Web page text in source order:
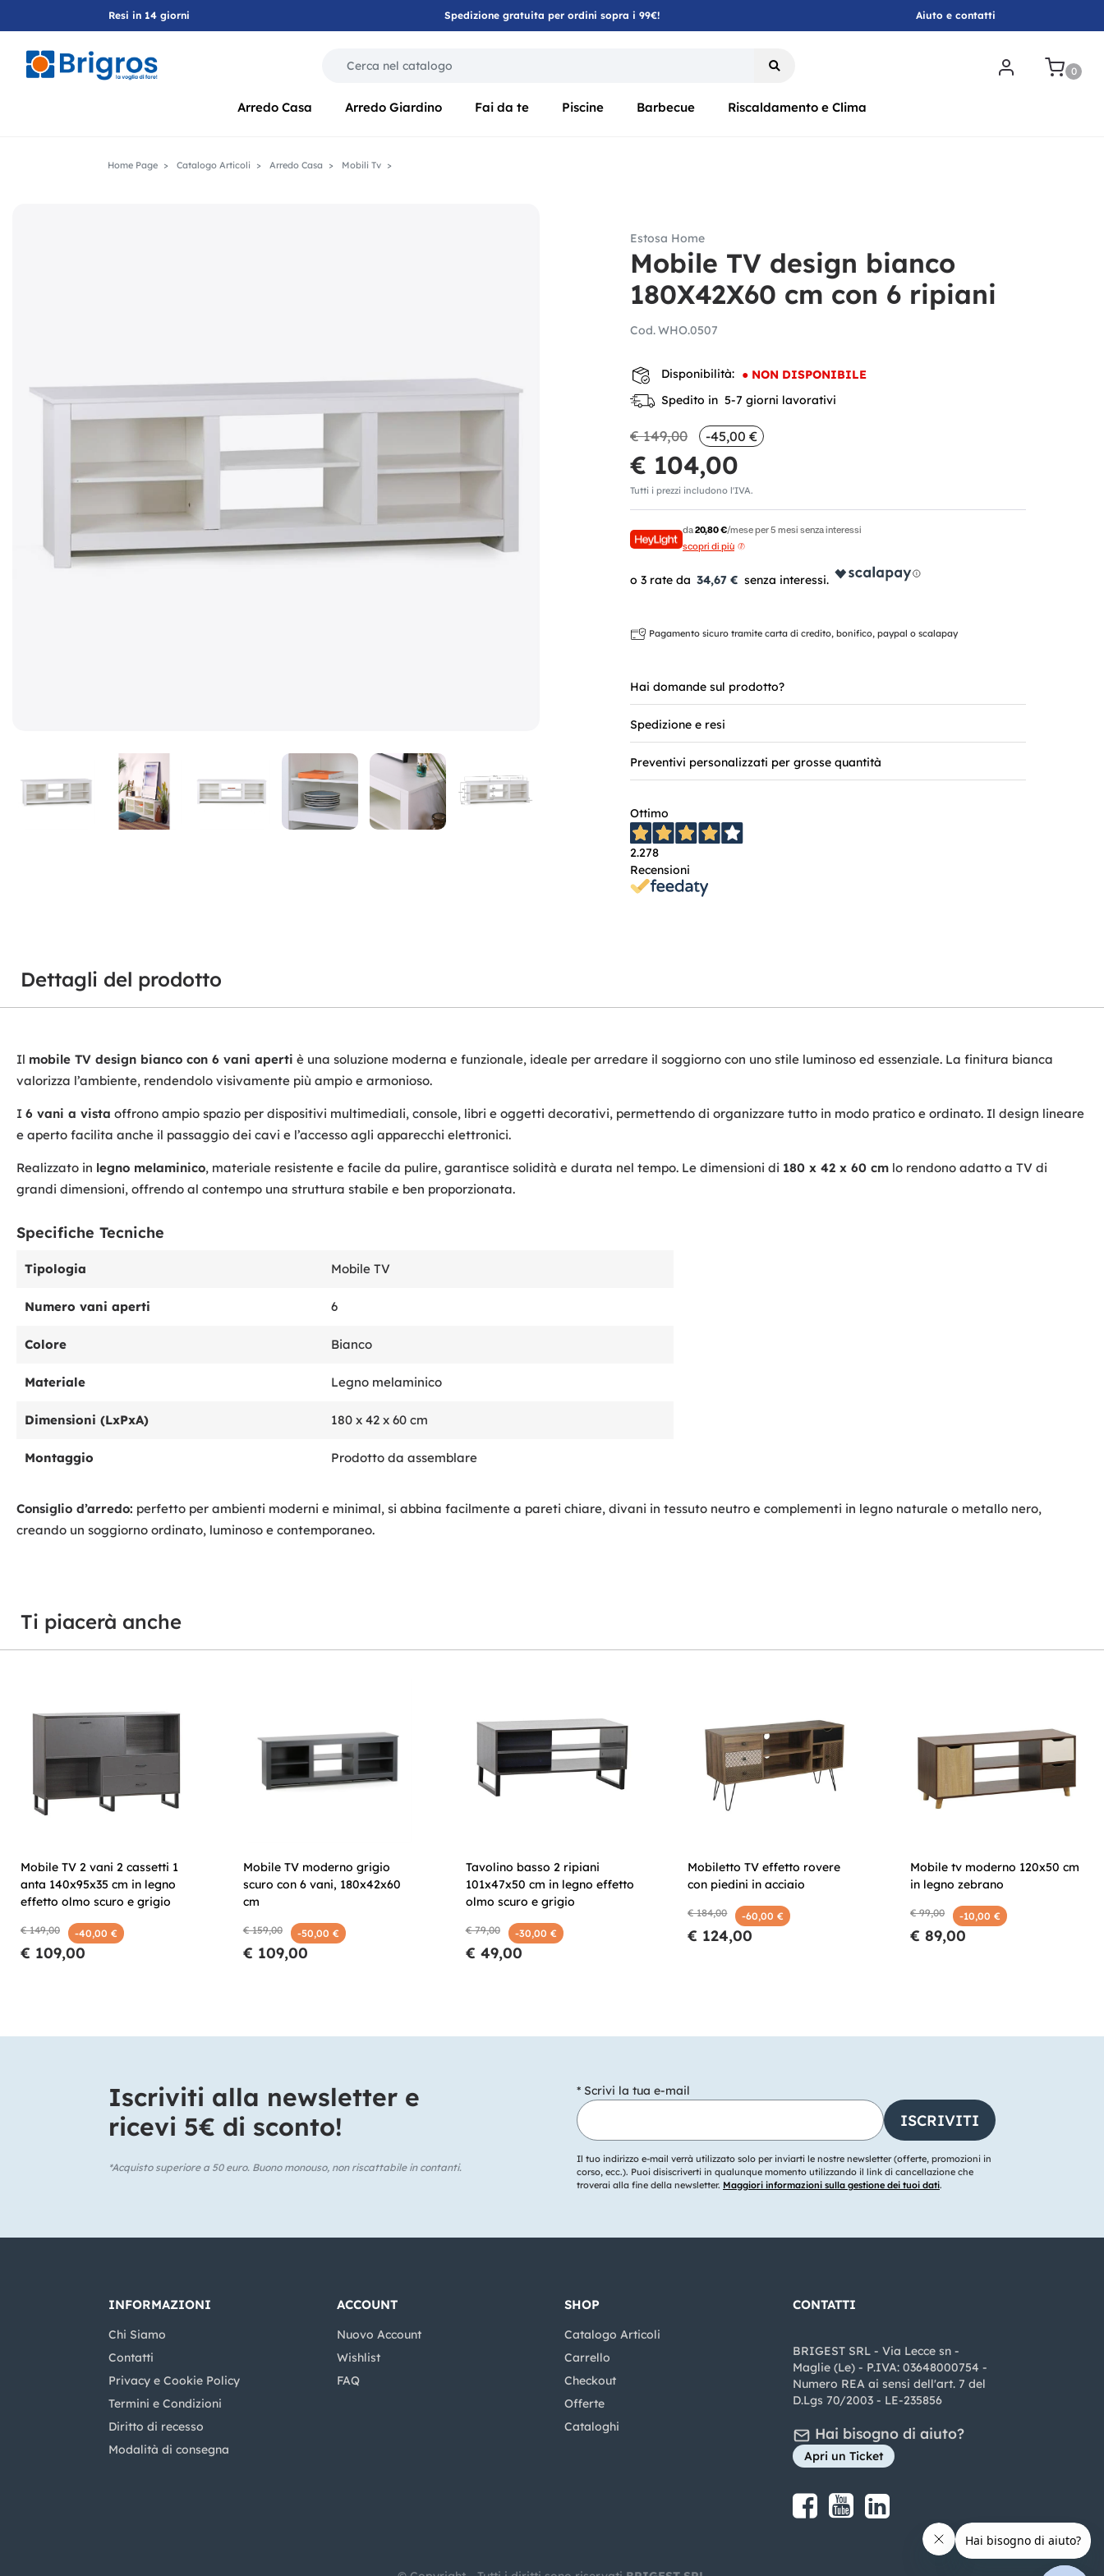
Resi in 14 giorni Spedizione gratuita per ordini sopra i 99€! Aiuto e contatti
0
Arredo Casa Arredo Giardino Fai da te Piscine Barbecue Riscaldamento e Clima
Home Page Catalogo Articoli Arredo Casa Mobili Tv
Estosa Home
Mobile TV design bianco
180X42X60 cm con 6 ripiani
Cod.WHO.0507
Disponibilità: ● NON DISPONIBILE
Spedito in 5-7 giorni lavorativi
€ 149,00 -45,00 €
€ 104,00
Tutti i prezzi includono l'IVA.
da20,80 €/mese per 5 mesi senza interessi
scopri di più
34,67 €
Pagamento sicuro tramite carta di credito, bonifico, paypal o scalapay
Hai domande sul prodotto?
Spedizione e resi
Preventivi personalizzati per grosse quantità
Ottimo
2.278
Recensioni
Dettagli del prodotto
Il mobile TV design bianco con 6 vani aperti è una soluzione moderna e funzionale, ideale per arredare il soggiorno con uno stile luminoso ed essenziale. La finitura bianca
valorizza l’ambiente, rendendolo visivamente più ampio e armonioso.
I 6 vani a vista offrono ampio spazio per dispositivi multimediali, console, libri e oggetti decorativi, permettendo di organizzare tutto in modo pratico e ordinato. Il design lineare
e aperto facilita anche il passaggio dei cavi e l’accesso agli apparecchi elettronici.
Realizzato in legno melaminico, materiale resistente e facile da pulire, garantisce solidità e durata nel tempo. Le dimensioni di 180 x 42 x 60 cm lo rendono adatto a TV di
grandi dimensioni, offrendo al contempo una struttura stabile e ben proporzionata.
Specifiche Tecniche
Tipologia Mobile TV
Numero vani aperti 6
Colore Bianco
Materiale Legno melaminico
Dimensioni (LxPxA) 180 x 42 x 60 cm
Montaggio Prodotto da assemblare
Consiglio d’arredo: perfetto per ambienti moderni e minimal, si abbina facilmente a pareti chiare, divani in tessuto neutro e complementi in legno naturale o metallo nero,
creando un soggiorno ordinato, luminoso e contemporaneo.
Ti piacerà anche
Mobile TV 2 vani 2 cassetti 1
anta 140x95x35 cm in legno
effetto olmo scuro e grigio
€ 149,00 -40,00 €
€ 109,00
Mobile TV moderno grigio
scuro con 6 vani, 180x42x60
cm
€ 159,00 -50,00 €
€ 109,00
Tavolino basso 2 ripiani
101x47x50 cm in legno effetto
olmo scuro e grigio
€ 79,00 -30,00 €
€ 49,00
Mobiletto TV effetto rovere
con piedini in acciaio
€ 184,00 -60,00 €
€ 124,00
Mobile tv moderno 120x50 cm
in legno zebrano
€ 99,00 -10,00 €
€ 89,00
Iscriviti alla newsletter e
ricevi 5€ di sconto!​
*Acquisto superiore a 50 euro. Buono monouso, non riscattabile in contanti.
* Scrivi la tua e-mail
Il tuo indirizzo e-mail verrà utilizzato solo per inviarti le nostre newsletter (offerte, promozioni in
corso, ecc.). Puoi disiscriverti in qualunque momento utilizzando il link di cancellazione che
troverai alla fine della newsletter. Maggiori informazioni sulla gestione dei tuoi dati.
INFORMAZIONI
Chi Siamo
Contatti
Privacy e Cookie Policy
Termini e Condizioni
Diritto di recesso
Modalità di consegna
ACCOUNT
Nuovo Account
Wishlist
FAQ
SHOP
Catalogo Articoli
Carrello
Checkout
Offerte
Cataloghi
CONTATTI
BRIGEST SRL - Via Lecce sn -
Maglie (Le) - P.IVA: 03648000754 -
Numero REA ai sensi dell'art. 7 del
D.Lgs 70/2003 - LE-235856
Hai bisogno di aiuto?
Apri un Ticket
Share on Facebook
Share on youtube
Share on LinkedIn